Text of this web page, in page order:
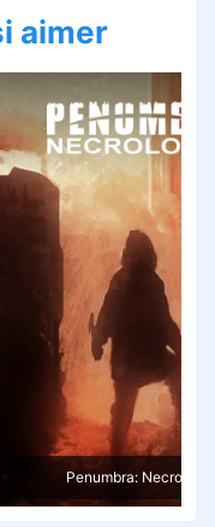
aimer
Penumbra: